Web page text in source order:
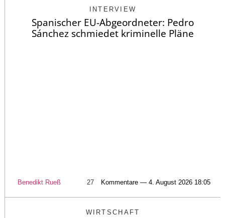
INTERVIEW
Spanischer EU-Abgeordneter: Pedro
Sánchez schmiedet kriminelle Pläne
Benedikt Rueß 27 Kommentare — 4. August 2026 18:05
WIRTSCHAFT